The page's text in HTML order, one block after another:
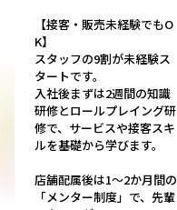
【接客・販売未経験でもO
K】
スタッフの9割が未経験ス
タートです。
入社後まずは2週間の知識
研修とロールプレイング研
修で、サービスや接客スキ
ルを基礎から学びます。
店舗配属後は1～2か月間の
「メンター制度」で、先輩